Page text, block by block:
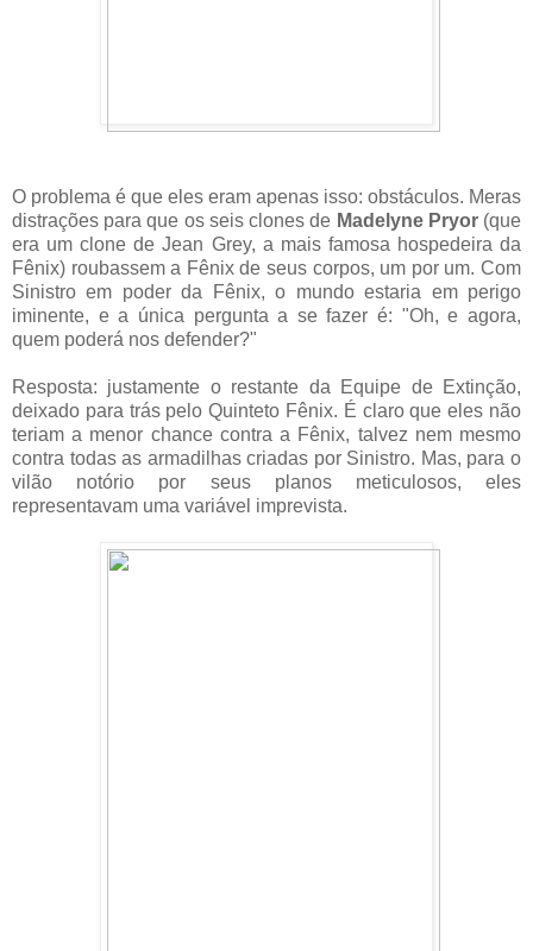
O problema é que eles eram apenas isso: obstáculos. Meras
distrações para que os seis clones de Madelyne Pryor(que
era um clone de Jean Grey, a mais famosa hospedeira da
Fênix) roubassem a Fênix de seus corpos, um por um. Com
Sinistro em poder da Fênix, o mundo estaria em perigo
iminente, e a única pergunta a se fazer é: "Oh, e agora,
quem poderá nos defender?"
Resposta: justamente o restante da Equipe de Extinção,
deixado para trás pelo Quinteto Fênix. É claro que eles não
teriam a menor chance contra a Fênix, talvez nem mesmo
contra todas as armadilhas criadas por Sinistro. Mas, para o
vilão notório por seus planos meticulosos, eles
representavam uma variável imprevista.